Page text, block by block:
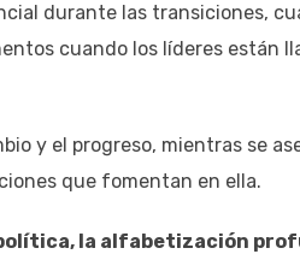
durante las transiciones,
cuando los líderes están
y el progreso, mientras se
que fomentan en ella.
la alfabetización